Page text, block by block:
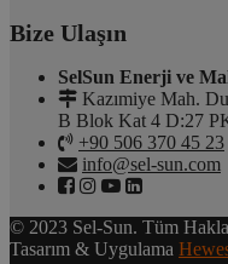
Bize Ulaşın
SelSun Enerji ve
Kazımiye Mah.
B Blok Kat 4 D:27
+90 506 370 45 23
info@sel-sun.com
© 2023 Sel-Sun. Tüm
Tasarım & Uygulama